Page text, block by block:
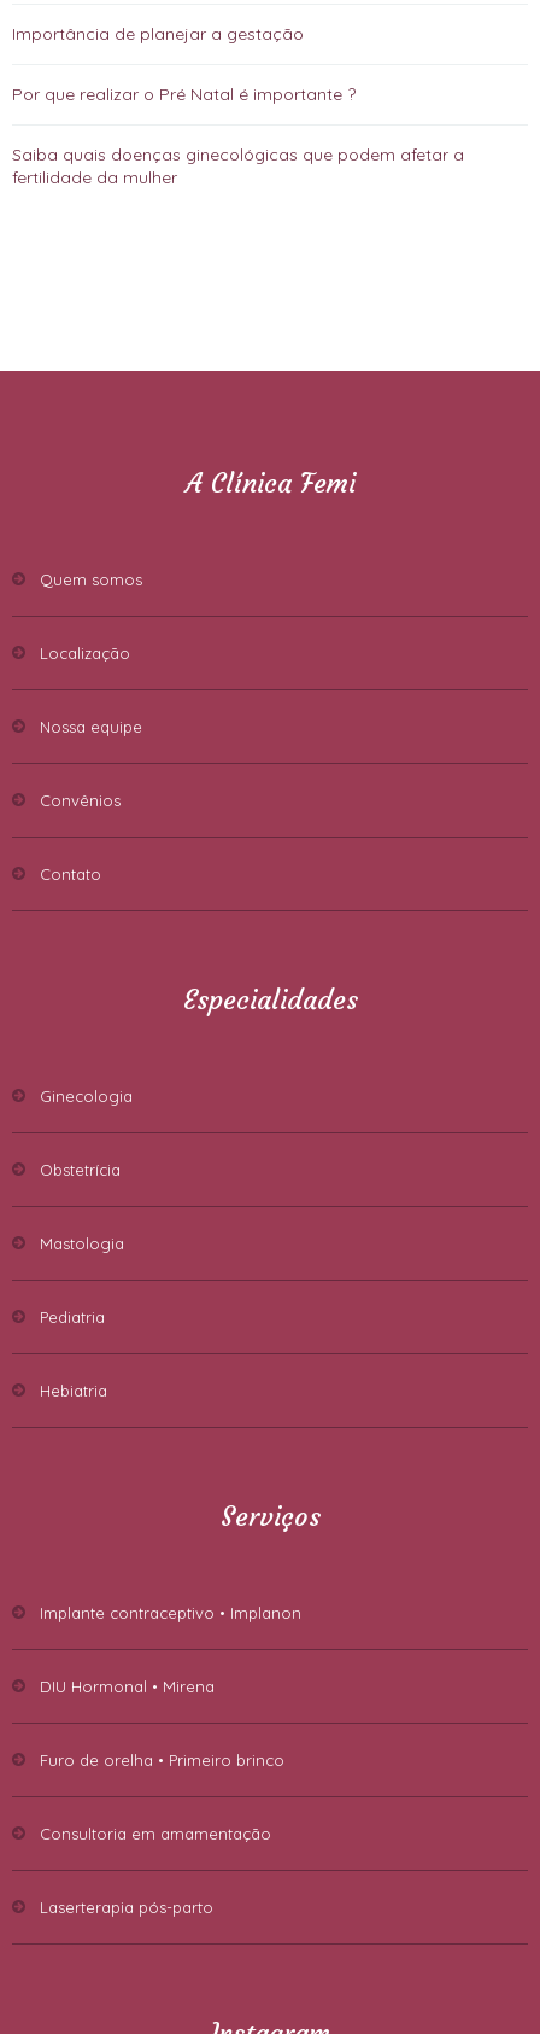
Importância de planejar a gestação
Por que realizar o Pré Natal é importante ?
Saiba quais doenças ginecológicas que podem afetar a
fertilidade da mulher
A Clínica Femi
Quem somos
Localização
Nossa equipe
Convênios
Contato
Especialidades
Ginecologia
Obstetrícia
Mastologia
Pediatria
Hebiatria
Serviços
Implante contraceptivo • Implanon
DIU Hormonal • Mirena
Furo de orelha • Primeiro brinco
Consultoria em amamentação
Laserterapia pós-parto